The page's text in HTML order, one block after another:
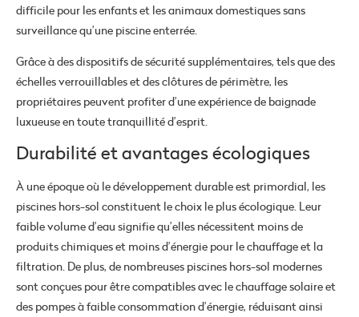
difficile pour les enfants et les animaux domestiques sans
surveillance qu’une piscine enterrée.
Grâce à des dispositifs de sécurité supplémentaires, tels que des
échelles verrouillables et des clôtures de périmètre, les
propriétaires peuvent profiter d’une expérience de baignade
luxueuse en toute tranquillité d’esprit.
Durabilité et avantages écologiques
À une époque où le développement durable est primordial, les
piscines hors-sol constituent le choix le plus écologique. Leur
faible volume d’eau signifie qu’elles nécessitent moins de
produits chimiques et moins d’énergie pour le chauffage et la
filtration. De plus, de nombreuses piscines hors-sol modernes
sont conçues pour être compatibles avec le chauffage solaire et
des pompes à faible consommation d’énergie, réduisant ainsi